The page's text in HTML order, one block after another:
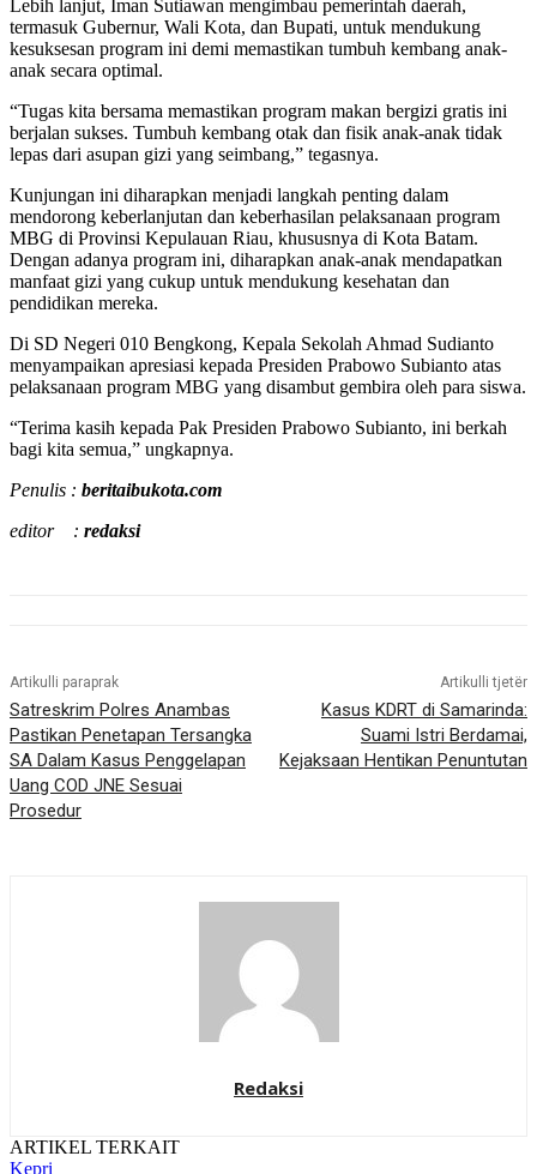
Lebih lanjut, Iman Sutiawan mengimbau pemerintah daerah,
termasuk Gubernur, Wali Kota, dan Bupati, untuk mendukung
kesuksesan program ini demi memastikan tumbuh kembang anak-
anak secara optimal.
“Tugas kita bersama memastikan program makan bergizi gratis ini
berjalan sukses. Tumbuh kembang otak dan fisik anak-anak tidak
lepas dari asupan gizi yang seimbang,” tegasnya.
Kunjungan ini diharapkan menjadi langkah penting dalam
mendorong keberlanjutan dan keberhasilan pelaksanaan program
MBG di Provinsi Kepulauan Riau, khususnya di Kota Batam.
Dengan adanya program ini, diharapkan anak-anak mendapatkan
manfaat gizi yang cukup untuk mendukung kesehatan dan
pendidikan mereka.
Di SD Negeri 010 Bengkong, Kepala Sekolah Ahmad Sudianto
menyampaikan apresiasi kepada Presiden Prabowo Subianto atas
pelaksanaan program MBG yang disambut gembira oleh para siswa.
“Terima kasih kepada Pak Presiden Prabowo Subianto, ini berkah
bagi kita semua,” ungkapnya.
Penulis : beritaibukota.com
editor : redaksi
Artikulli paraprak
Satreskrim Polres Anambas
Pastikan Penetapan Tersangka
SA Dalam Kasus Penggelapan
Uang COD JNE Sesuai
Prosedur
Artikulli tjetër
Kasus KDRT di Samarinda:
Suami Istri Berdamai,
Kejaksaan Hentikan Penuntutan
Redaksi
ARTIKEL TERKAIT
Kepri